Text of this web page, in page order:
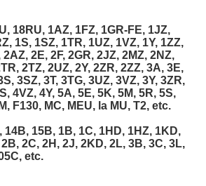
18RU, 1AZ, 1FZ, 1GR-FE, 1JZ,
1S, 1SZ, 1TR, 1UZ, 1VZ, 1Y, 1ZZ,
2E, 2F, 2GR, 2JZ, 2MZ, 2NZ,
2TZ, 2UZ, 2Y, 2ZR, 2ZZ, 3A, 3E,
3SZ, 3T, 3TG, 3UZ, 3VZ, 3Y, 3ZR,
4VZ, 4Y, 5A, 5E, 5K, 5M, 5R, 5S,
F130, MC, MEU, la MU, T2, etc.
14B, 15B, 1B, 1C, 1HD, 1HZ, 1KD,
2C, 2H, 2J, 2KD, 2L, 3B, 3C, 3L,
etc.